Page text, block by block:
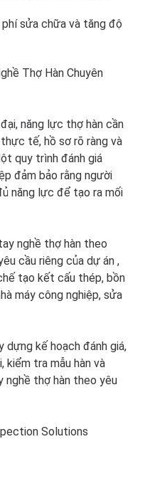
phí sửa chữa và tăng độ
Thợ Hàn Chuyên
năng lực thợ hàn cần
tế, hồ sơ rõ ràng và
quy trình đánh giá
đảm bảo rằng người
năng lực để tạo ra mối
nghề thợ hàn theo
cầu riêng của dự án ,
tạo kết cấu thép, bồn
máy công nghiệp, sửa
dựng kế hoạch đánh giá,
tra mẫu hàn và
nghề thợ hàn theo yêu
Solutions